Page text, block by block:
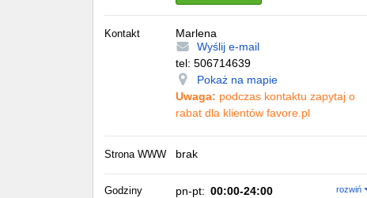
Kontakt
Marlena
Wyślij e-mail
tel: 506714639
Pokaż na mapie
Uwaga: podczas kontaktu zapytaj o
rabat dla klientów favore.pl
Strona WWW brak
Godziny pn-pt: 00:00-24:00 rozwiń